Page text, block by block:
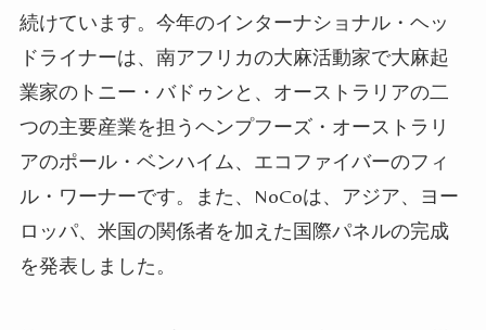
続けています。今年のインターナショナル・ヘッ
ドライナーは、南アフリカの大麻活動家で大麻起
業家のトニー・バドゥンと、オーストラリアの二
つの主要産業を担うヘンプフーズ・オーストラリ
アのポール・ベンハイム、エコファイバーのフィ
ル・ワーナーです。また、 NoCoは、アジア、ヨー
ロッパ、米国の関係者を加えた国際パネルの完成
を発表しました。